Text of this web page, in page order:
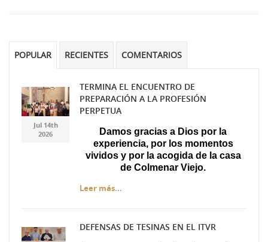
POPULAR RECIENTES COMENTARIOS
Jul 14th
2026
TERMINA EL ENCUENTRO DE
PREPARACIÓN A LA PROFESIÓN
PERPETUA
Damos gracias a Dios por la
experiencia, por los momentos
vividos y por la acogida de la casa
de Colmenar Viejo.
Leer más...
DEFENSAS DE TESINAS EN EL ITVR